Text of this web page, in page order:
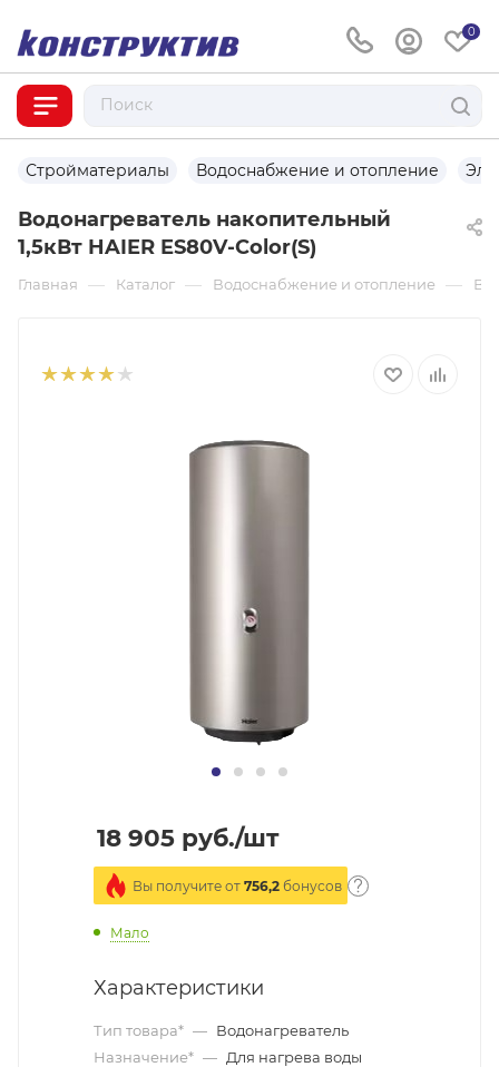
0
Стройматериалы Водоснабжение и отопление
Водонагреватель накопительный
1,5кВт HAIER ES80V-Color(S)
Главная — Каталог — Водоснабжение и отопление —
18 905 руб./шт
Вы получите от 756,2 бонусов
Мало
Характеристики
Тип товара* — Водонагреватель
Назначение* — Для нагрева воды